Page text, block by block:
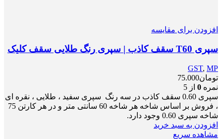
افزودن برای مقایسه
سپری T60 سقف کاذب | سپری رنگ طلایی سقف کلیک
GST, MP
تومان75.000
نمره 0 از 5
سپری 0.60 سقف کاذب در سه رنگ سپری سفید ، طلایی ، نقره ای
، فروش بر اساس شاخه هر شاخه 60 سانتی متر و در هر کارتن 75
شاخه سپری 0.60 وجود دارد.
افزودن به سبد خرید
مشاهده سریع